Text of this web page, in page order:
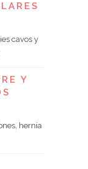
cavos y
Y
hernia